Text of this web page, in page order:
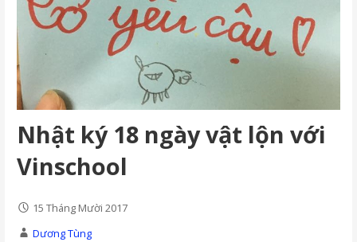
Nhật ký 18 ngày vật lộn với
Vinschool
15 Tháng Mười 2017
Dương Tùng